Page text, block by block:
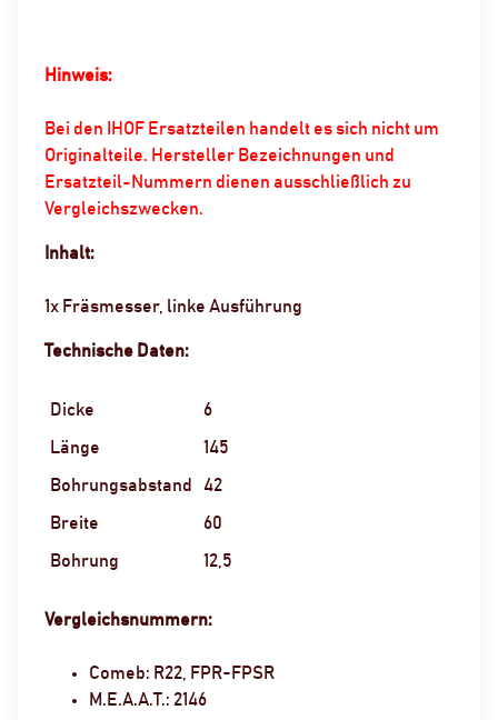
Hinweis:
Bei den IHOF Ersatzteilen handelt es sich nicht um
Originalteile. Hersteller Bezeichnungen und
Ersatzteil-Nummern dienen ausschließlich zu
Vergleichszwecken.
Inhalt:
1x Fräsmesser, linke Ausführung
Technische Daten:
Dicke 6
Länge 145
Bohrungsabstand 42
Breite 60
Bohrung 12,5
Vergleichsnummern:
Comeb: R22, FPR-FPSR
M.E.A.A.T.: 2146